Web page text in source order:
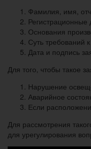
Фамилия, имя,
Основания
Суть требований
Дата и подпись
Для того, чтобы такое
Нарушение
Аварийное
Если
Для рассмотрения
для урегулирования